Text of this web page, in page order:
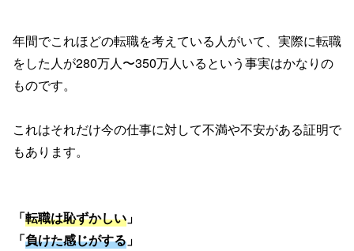
年間でこれほどの転職を考えている人がいて、実際に転職
をした人が280万人〜350万人いるという事実はかなりの
ものです。
これはそれだけ今の仕事に対して不満や不安がある証明で
もあります。
「転職は恥ずかしい 」
「負けた感じがする 」